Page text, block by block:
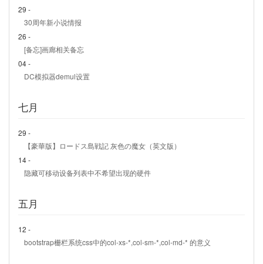
29 -
30周年新小说情报
26 -
[备忘]画廊相关备忘
04 -
DC模拟器demul设置
七月
29 -
【豪華版】ロードス島戦記 灰色の魔女（英文版）
14 -
隐藏可移动设备列表中不希望出现的硬件
五月
12 -
bootstrap栅栏系统css中的col-xs-*,col-sm-*,col-md-* 的意义